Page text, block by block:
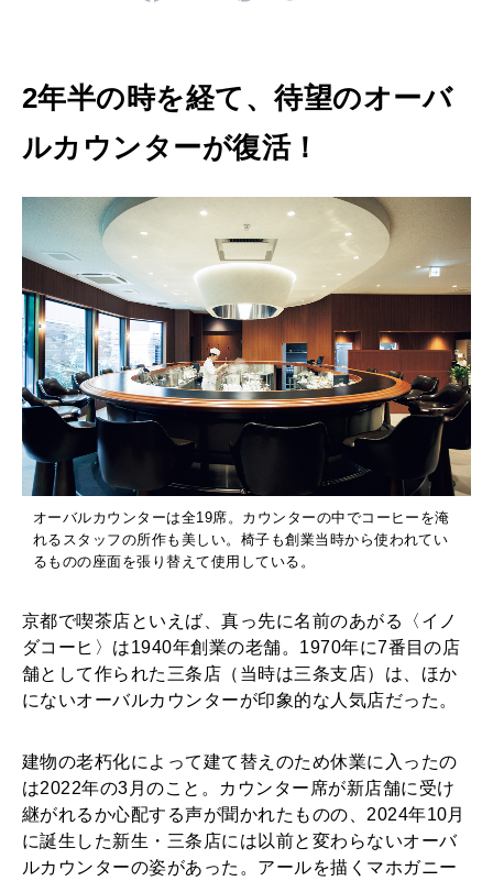
MAGAZINE
2026年9月号「北海道 おいしく遊ぶ、夏のご褒美旅。」
2026年8月号『お茶の時間です。』
2026年7月号「鎌倉 ローカルが 教えてくれた 本当の歩き方。」
2026年6月号「大銀座 トレンドが生まれる 新しい一流店へ。」
2026年5月号「“大好き”に出会いに。韓国」
2026年3月号「スイーツ予想図 2026」
2026年2月号「良運を掴む 新・開運術。」
2026年1月号「猫がいれば、幸せ」
MAGAZINE MOOK
FOLLOW US!
半
の
時
を
経
て
復
活
2年半の時を経て、待望のオーバ
ルカウンターが復活！
オーバルカウンターは全19席。カウンターの中でコーヒーを淹
れるスタッフの所作も美しい。椅子も創業当時から使われてい
るものの座面を張り替えて使用している。
京都で喫茶店といえば、真っ先に名前のあがる〈イノ
ダコーヒ〉は1940年創業の老舗。1970年に7番目の店
舗として作られた三条店（当時は三条支店）は、ほか
にないオーバルカウンターが印象的な人気店だった。
建物の老朽化によって建て替えのため休業に入ったの
は2022年の3月のこと。カウンター席が新店舗に受け
継がれるか心配する声が聞かれたものの、2024年10月
に誕生した新生・三条店には以前と変わらないオーバ
ルカウンターの姿があった。アールを描くマホガニー